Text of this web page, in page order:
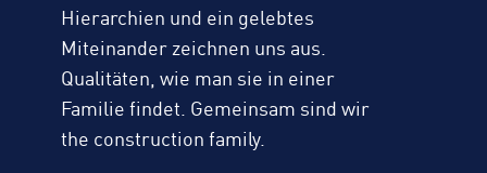
Hierarchien und ein gelebtes
Miteinander zeichnen uns aus.
Qualitäten, wie man sie in einer
Familie findet. Gemeinsam sind wir
the construction family.